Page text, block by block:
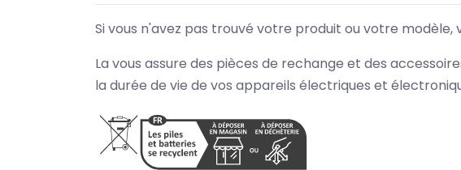
Si vous n'avez pas trouvé votre produit ou votre
La vous assure des pièces de rechange et des
la durée de vie de vos appareils électriques et